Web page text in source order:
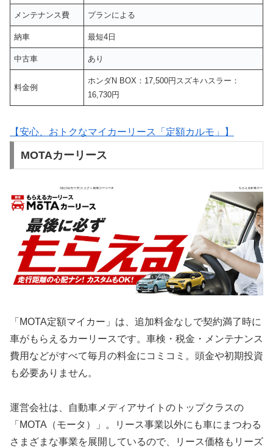
メンテナンス費 プランによる
納車 最短4日
中古車 あり
料金例
ホンダN BOX：17,500円スズキハスラー：
16,730円
【安心、おトクなマイカーリース「定額カルモ」】
MOTAカーリース
「MOTA定額マイカー」は、追加料金なしで契約満了時に
車がもらえるカーリースです。車検・税金・メンテナンス
費用などがすべて毎月の料金にコミコミ。頭金や初期投資
も必要ありません。
運営会社は、自動車メディアサイトのトップクラスの
「MOTA（モータ）」。リース事業以外にも車にまつわる
さまざまな事業を展開しているので、リース価格もリーズ